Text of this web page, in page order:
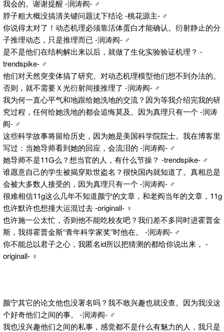
我会的。谢谢提醒 -润涛阎- ♂
脖子粗大概没搞清关键问题沋下结论 -桃花源主- ♂
你说得太对了！动态机理必须靠活体蛋白才能确认。衍射静止的分
子推理动态，只是推理而已 -润涛阎- ♂
是不是他们在结构解出来以后，就做了生化实验验证机理？ -
trendspike- ♂
他们对天然突变体搞了研究。对动态机理模型他们想不到办法的。
否则，就不需要Ｘ光衍射间接推理了 -润涛阎- ♂
我为何一直心平气和地跟给她洗地的交流？因为等我介绍完我的研
究过程，任何给她洗地的都会追悔莫及。因为真理只有一个 -润涛
阎- ♂
这些科学故事将留给历史，因为她是美国科学院院士。我在博客里
写过：当她导师看到她的回应，会流泪的 -润涛阎- ♂
她导师不是11G么？想当官的人，有什么节操？ -trendspike- ♂
谁愿意自己的学生被揭穿欺世盗名？很快国内就知道了。真相总是
会被大多数人接受的，因为真理只有一个 -润涛阎- ♂
很难相信11g这么几年不知道颜宁的文章，和老阎当年的文章，11g
也许默许也想撞大运混过去 -originall- ♀
也许施一公太忙，否则他不能吃校友吧？我们差不多同时进霍普金
斯，我得霍普金斯“青年科学家奖”时他在。 -润涛阎- ♂
你不能总以君子之心，我匿名id所以把猜测的都给你说出来， -
originall- ♀
颜宁其它的论文他也没署名吗？我不敢兴趣也就没查。因为我没这
个好奇他们之间的事。 -润涛阎- ♂
我也没兴趣他们之间的私事，感觉都不是什么有魅力的人，我只是